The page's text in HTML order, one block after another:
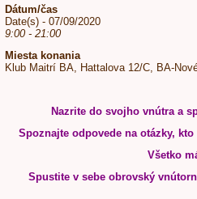
Dátum/čas
Date(s) - 07/09/2020
9:00 - 21:00
Miesta konania
Klub Maitrí BA, Hattalova 12/C, BA-
Nazrite do svojho vnútra a
Spoznajte odpovede na otázky,
Všetko
Spustite v sebe obrovský